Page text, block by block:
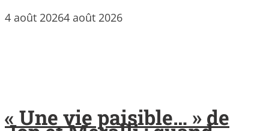
4 août 20264 août 2026
« Une vie paisible… » de